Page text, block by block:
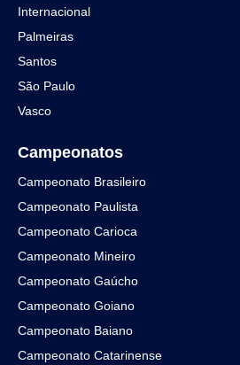
Internacional
Palmeiras
Santos
São Paulo
Vasco
Campeonatos
Campeonato Brasileiro
Campeonato Paulista
Campeonato Carioca
Campeonato Mineiro
Campeonato Gaúcho
Campeonato Goiano
Campeonato Baiano
Campeonato Catarinense